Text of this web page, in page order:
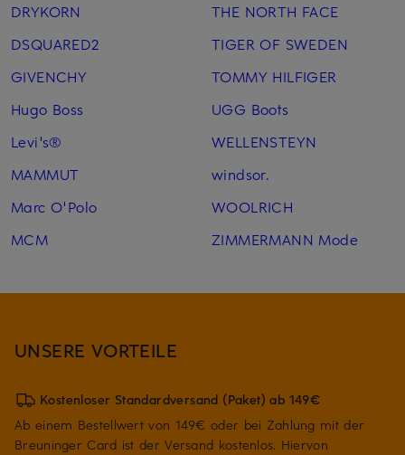
DRYKORN
DSQUARED2
GIVENCHY
Hugo Boss
Levi's®
MAMMUT
Marc O'Polo
MCM
THE NORTH FACE
TIGER OF SWEDEN
TOMMY HILFIGER
UGG Boots
WELLENSTEYN
windsor.
WOOLRICH
ZIMMERMANN Mode
UNSERE VORTEILE
Kostenloser Standardversand (Paket) ab 149€
Ab einem Bestellwert von 149€ oder bei Zahlung mit der
Breuninger Card ist der Versand kostenlos. Hiervon